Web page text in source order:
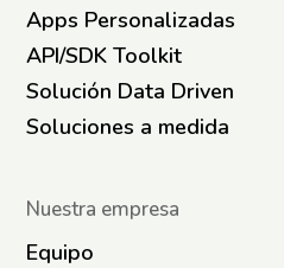
Apps Personalizadas
API/SDK Toolkit
Solución Data Driven
Soluciones a medida
Nuestra empresa
Equipo